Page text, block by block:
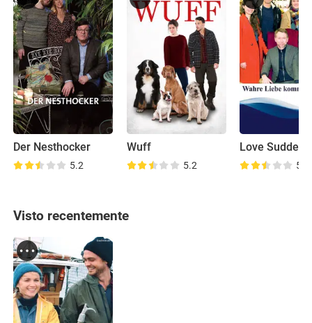
Der Nesthocker
5.2
Wuff
5.2
Love
5.2
Visto recentemente